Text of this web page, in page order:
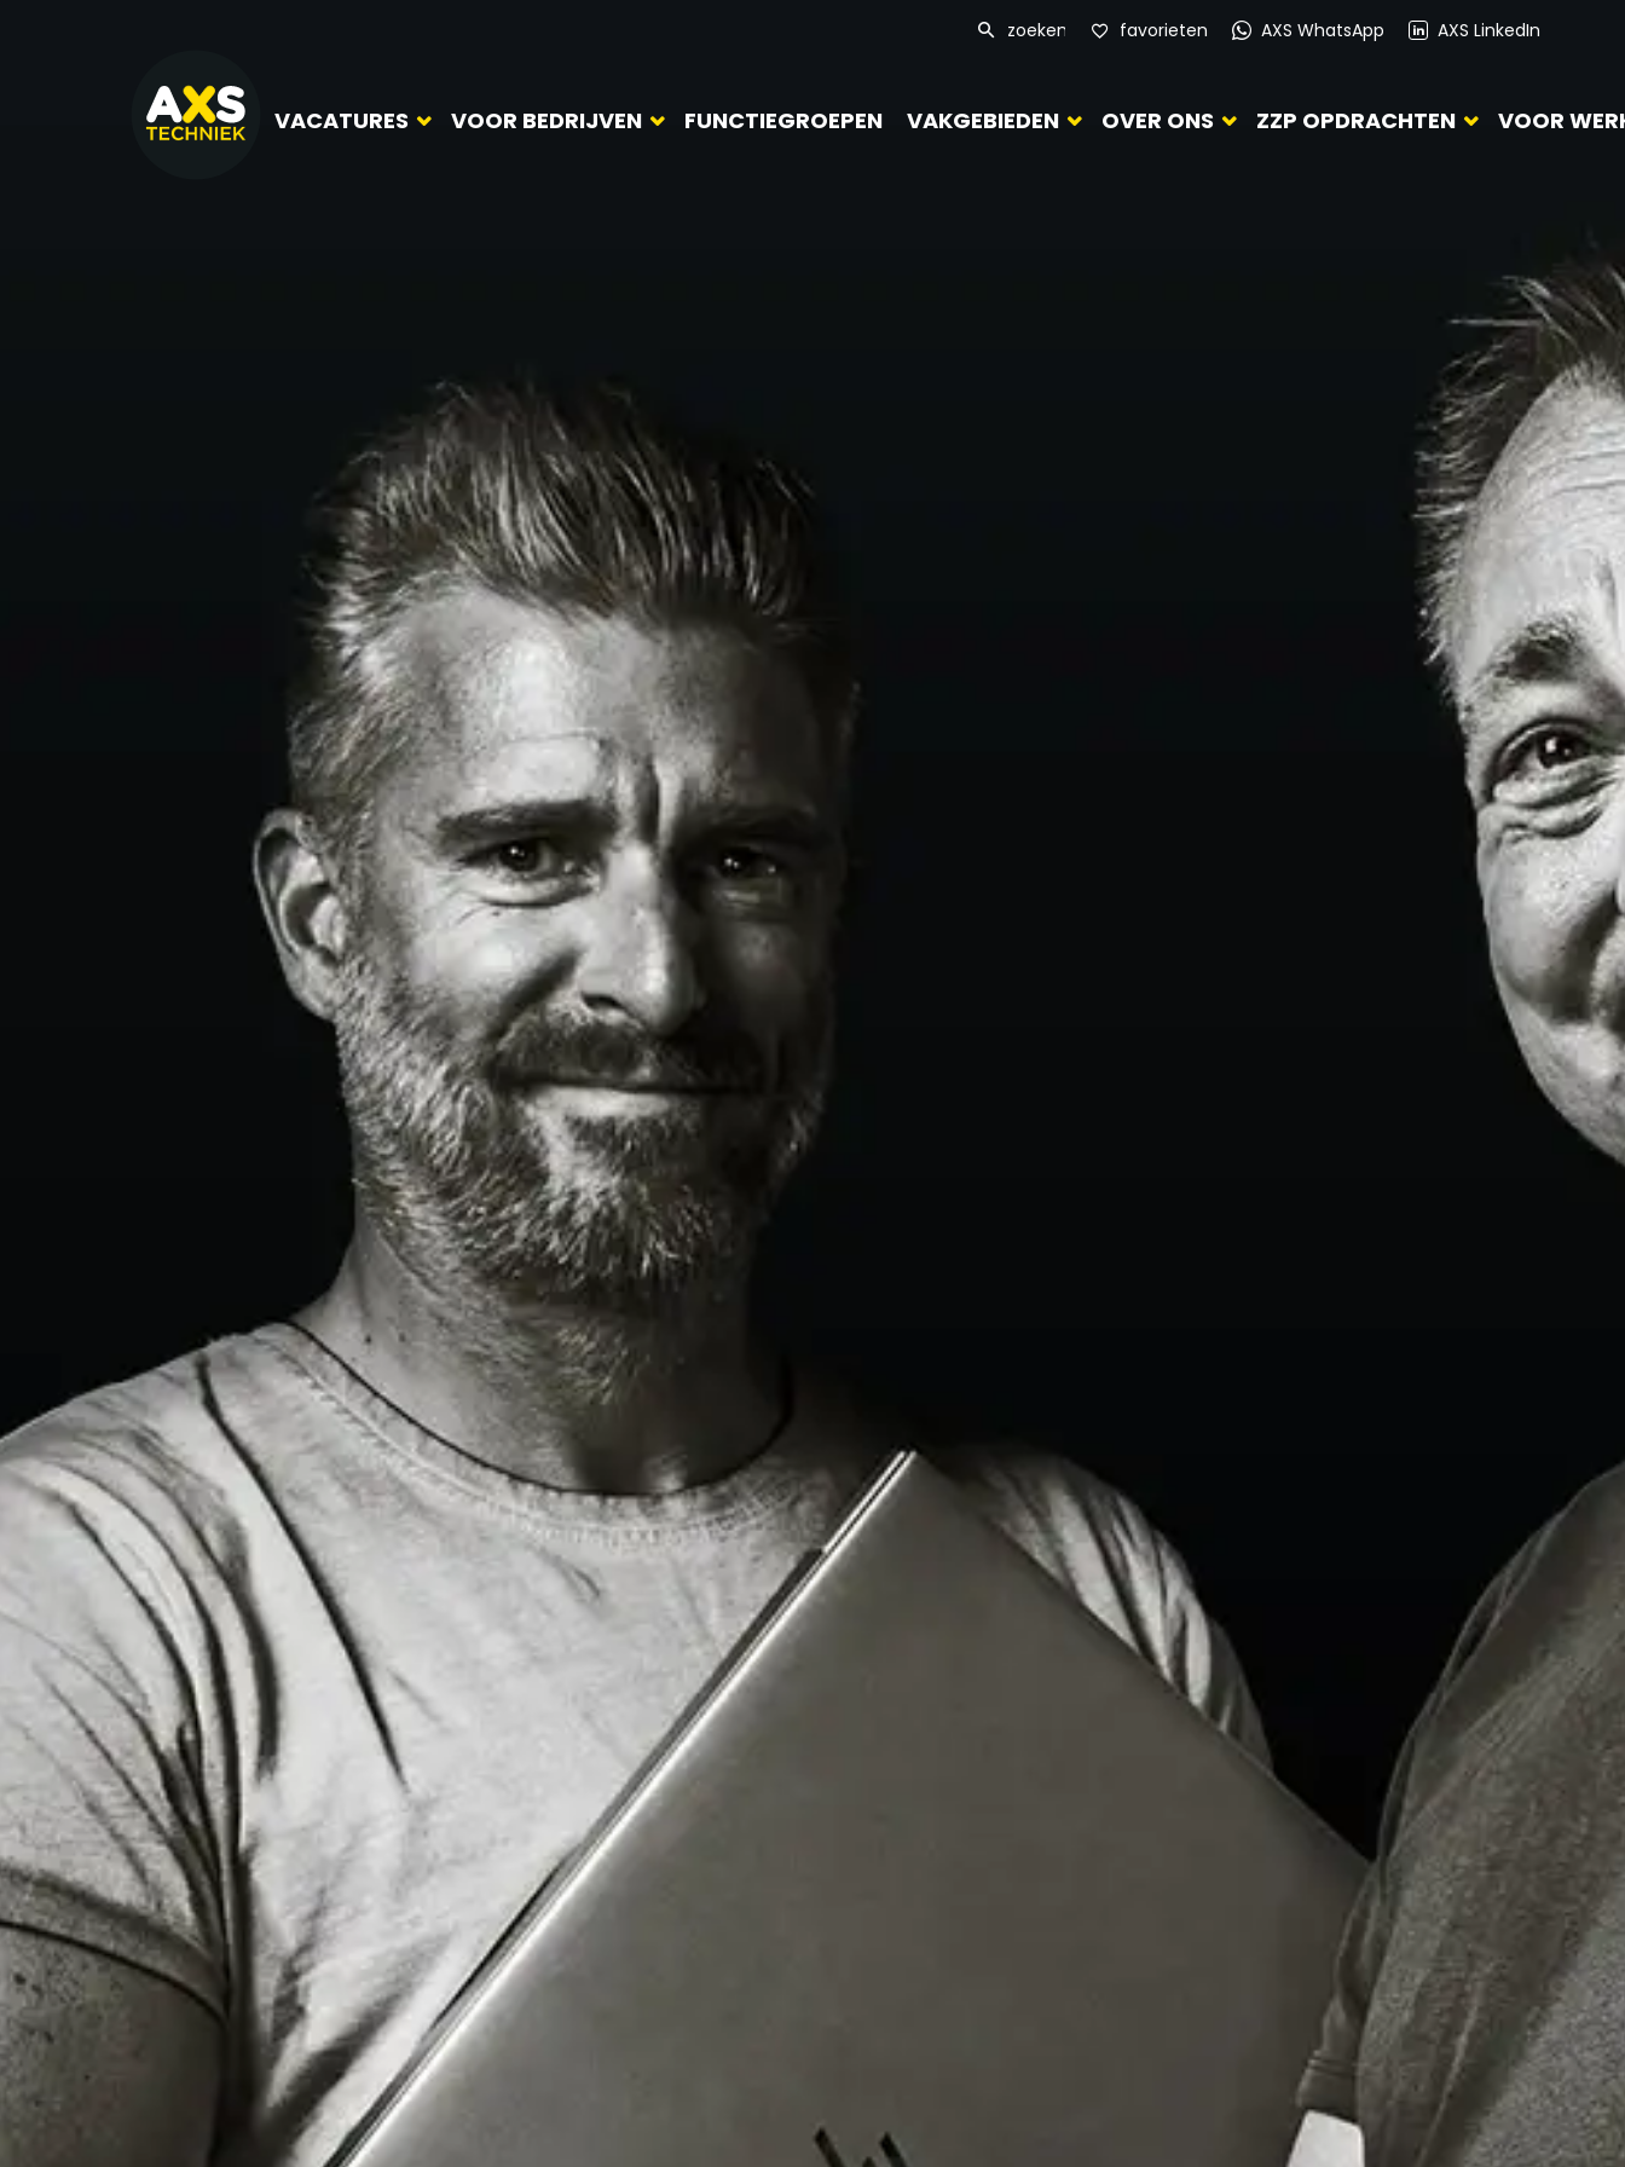
favorieten AXS WhatsApp AXS LinkedIn
VACATURES VOOR BEDRIJVEN FUNCTIEGROEPEN VAKGEBIEDEN OVER ONS ZZP OPDRACHTEN VOOR